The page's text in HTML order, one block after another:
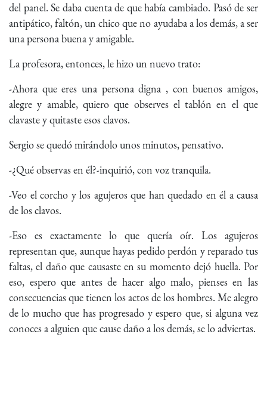
del panel. Se daba cuenta de que había cambiado. Pasó de ser
antipático, faltón, un chico que no ayudaba a los demás, a ser
una persona buena y amigable.
La profesora, entonces, le hizo un nuevo trato:
-Ahora que eres una persona digna , con buenos amigos,
alegre y amable, quiero que observes el tablón en el que
clavaste y quitaste esos clavos.
Sergio se quedó mirándolo unos minutos, pensativo.
-¿Qué observas en él?-inquirió, con voz tranquila.
-Veo el corcho y los agujeros que han quedado en él a causa
de los clavos.
-Eso es exactamente lo que quería oír. Los agujeros
representan que, aunque hayas pedido perdón y reparado tus
faltas, el daño que causaste en su momento dejó huella. Por
eso, espero que antes de hacer algo malo, pienses en las
consecuencias que tienen los actos de los hombres. Me alegro
de lo mucho que has progresado y espero que, si alguna vez
conoces a alguien que cause daño a los demás, se lo adviertas.